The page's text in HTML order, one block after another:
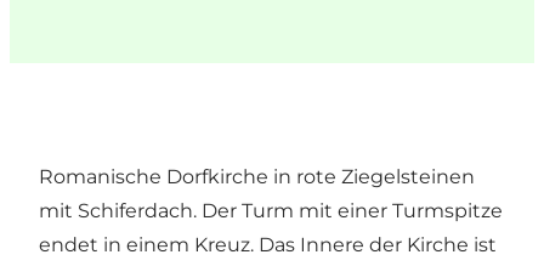
Romanische Dorfkirche in rote Ziegelsteinen
mit Schiferdach. Der Turm mit einer Turmspitze
endet in einem Kreuz. Das Innere der Kirche ist